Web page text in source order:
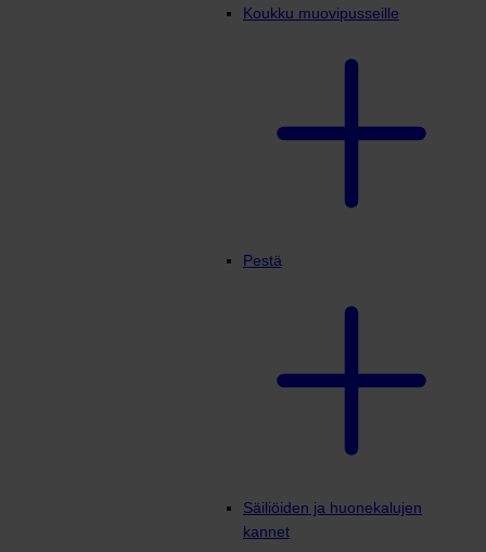
Koukku muovipusseille
Pestä
Säiliöiden ja huonekalujen
kannet